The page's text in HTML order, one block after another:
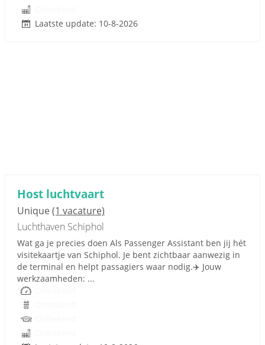
Laatste update: 10-8-2026
Host luchtvaart
Unique(1 vacature)
Luchthaven Schiphol
Wat ga je precies doen Als Passenger Assistant ben jij hét
visitekaartje van Schiphol. Je bent zichtbaar aanwezig in
de terminal en helpt passagiers waar nodig.✈️ Jouw
werkzaamheden: ...